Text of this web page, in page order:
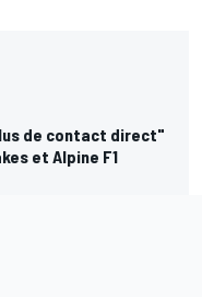
de contact direct"
et Alpine F1